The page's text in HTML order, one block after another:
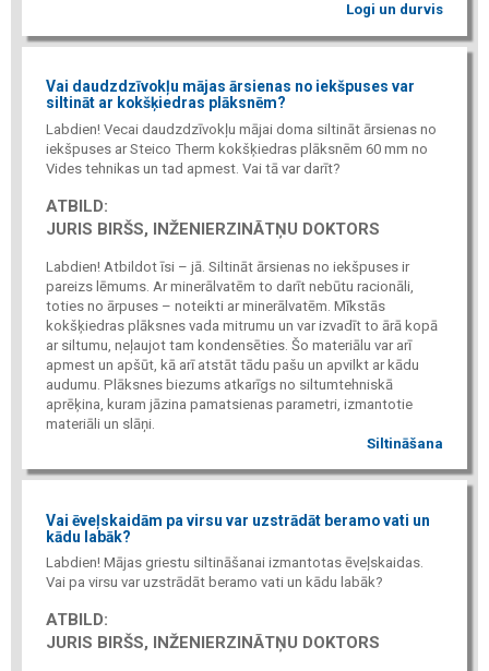
Logi un durvis
Vai daudzdzīvokļu mājas ārsienas no iekšpuses var
siltināt ar kokšķiedras plāksnēm?
Labdien! Vecai daudzdzīvokļu mājai doma siltināt ārsienas no
iekšpuses ar Steico Therm kokšķiedras plāksnēm 60 mm no
Vides tehnikas un tad apmest. Vai tā var darīt?
ATBILD:
JURIS BIRŠS, INŽENIERZINĀTŅU DOKTORS
Labdien! Atbildot īsi – jā. Siltināt ārsienas no iekšpuses ir
pareizs lēmums. Ar minerālvatēm to darīt nebūtu racionāli,
toties no ārpuses – noteikti ar minerālvatēm. Mīkstās
kokšķiedras plāksnes vada mitrumu un var izvadīt to ārā kopā
ar siltumu, neļaujot tam kondensēties. Šo materiālu var arī
apmest un apšūt, kā arī atstāt tādu pašu un apvilkt ar kādu
audumu. Plāksnes biezums atkarīgs no siltumtehniskā
aprēķina, kuram jāzina pamatsienas parametri, izmantotie
materiāli un slāņi.
Siltināšana
Vai ēveļskaidām pa virsu var uzstrādāt beramo vati un
kādu labāk?
Labdien! Mājas griestu siltināšanai izmantotas ēveļskaidas.
Vai pa virsu var uzstrādāt beramo vati un kādu labāk?
ATBILD:
JURIS BIRŠS, INŽENIERZINĀTŅU DOKTORS